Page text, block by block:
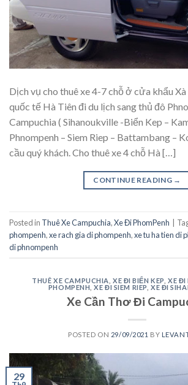
Dịch vụ cho thuê xe 4-7 chỗ ở cửa khẩu
quốc tế Hà Tiên đi du lịch sang thủ đô
Campuchia ( Sihanoukville -Biển Kep –
Phnompenh – Siem Riep – Battambang –
cầu quý khách. Cho thuê xe 4 chỗ Hà […]
CONTINUE READING →
Posted in Thuê Xe Campuchia,Xe Đi PhomPenh
phompenh,xe rach gia di phompenh,xe tu ha tien di
di phnompenh
THUÊ XE CAMPUCHIA XE ĐI BIỂN KEP XE ĐI
PHOMPENH ,XE ĐI SIEM RIEP XE ĐI
Xe Cần Thơ Đi
POSTED ON 29/09/2021 BY
29